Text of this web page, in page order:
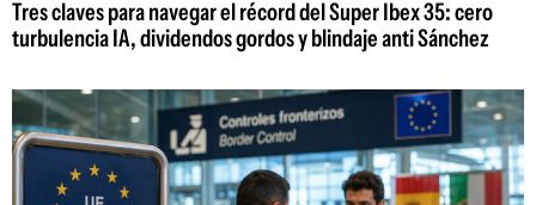
Tres claves para navegar el récord del Super Ibex 35: cero
turbulencia IA, dividendos gordos y blindaje anti Sánchez